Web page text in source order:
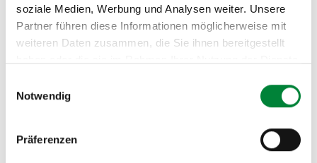
soziale Medien, Werbung und Analysen weiter. Unsere
Partner führen diese Informationen möglicherweise mit
weiteren Daten zusammen, die Sie ihnen bereitgestellt
Notwendig
Präferenzen
Workshops
Einsatzkraft